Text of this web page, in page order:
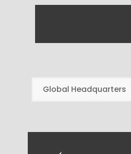
Global Headquarters